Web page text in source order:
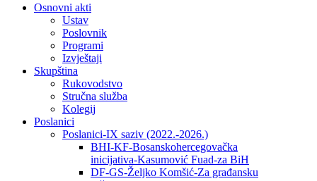
Osnovni akti
Ustav
Poslovnik
Programi
Izvještaji
Skupština
Rukovodstvo
Stručna služba
Kolegij
Poslanici
Poslanici-IX saziv (2022.-2026.)
BHI-KF-Bosanskohercegovačka
inicijativa-Kasumović Fuad-za BiH
DF-GS-Željko Komšić-Za građansku